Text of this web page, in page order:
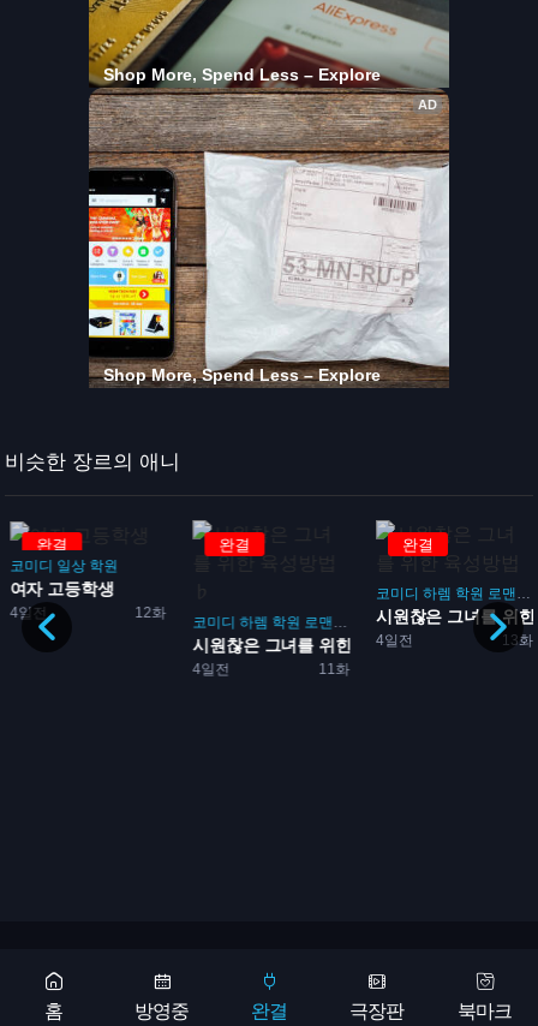
비슷한 장르의 애니
격...
완결
코미디 일상 학원
4일전 12화
여자 고등학생
완결
코미디 하렘 학원 로맨스 게임
4일전 11화
시원찮은 그녀를 위한 육성방...
완결
코미디 하렘 학원 로맨스
4일전 13화
시원찮은 그녀를 위
Copyright 2026 © 애니어바웃, aniabout.com. All Rights Reserved
홈 방영중 완결 극장판 북마크